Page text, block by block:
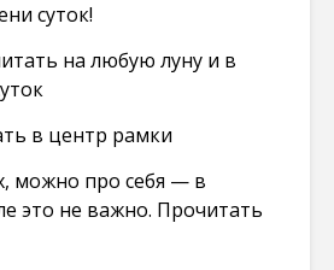
суток!
на любую луну и в
в центр рамки
можно про себя — в
это не важно. Прочитать